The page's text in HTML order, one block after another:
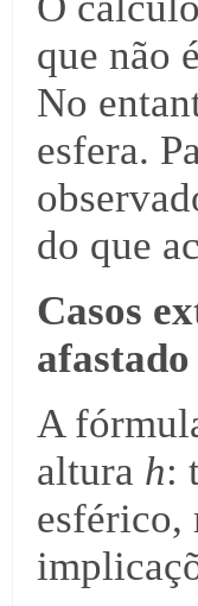
que não
No
esfera.
do que
Casos
afastado
A
altura h:
esférico,